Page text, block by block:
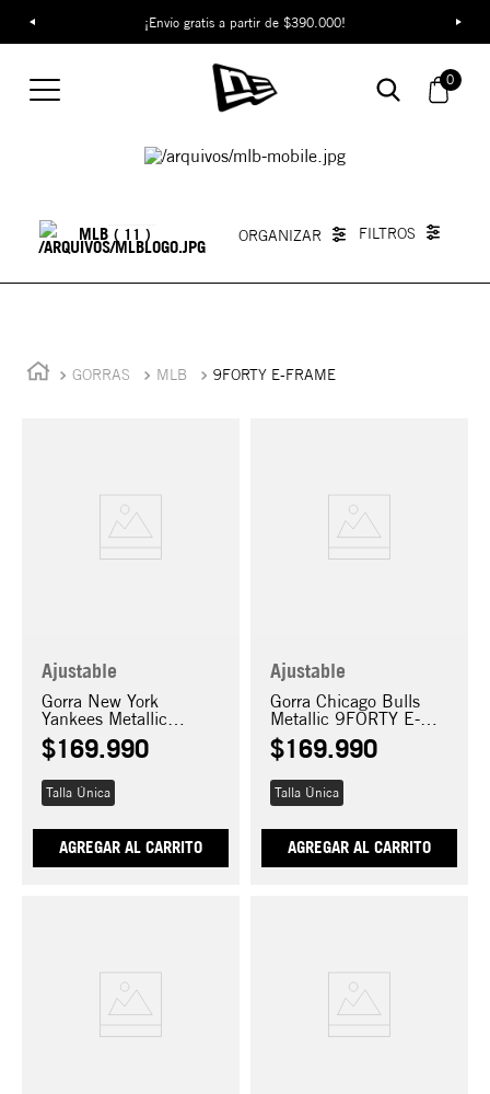
¡Envío gratis a partir de $390.000!
0
MLB 11
GORRAS MLB 9FORTY E-FRAME
Ajustable
Gorra New York
Yankees Metallic
9FORTY E-Frame
$169.990
Talla Única
AGREGAR AL CARRITO
Ajustable
Gorra Chicago Bulls
Metallic 9FORTY E-
Frame
$169.990
Talla Única
AGREGAR AL CARRITO